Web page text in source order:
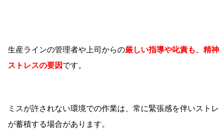
生産ラインの管理者や上司からの厳しい指導や叱責も、精
ストレスの要因です。
ミスが許されない環境での作業は、常に緊張感を伴いスト
が蓄積する場合があります。